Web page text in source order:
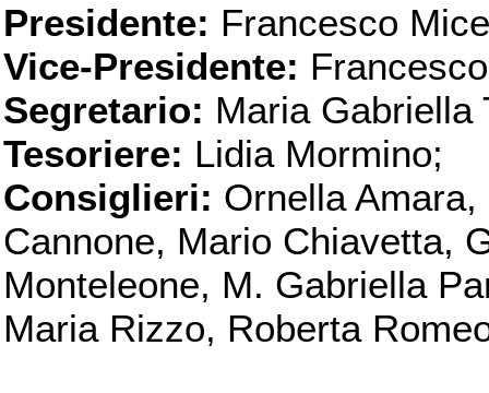
Presidente: Francesco
Vice-Presidente:
Segretario: Maria Gabriella
Tesoriere: Lidia Mormino;
Consiglieri: Ornella
Cannone, Mario Chiavetta,
Monteleone, M. Gabriella
Maria Rizzo, Roberta